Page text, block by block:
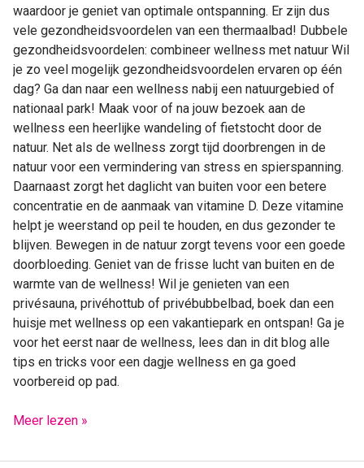
waardoor je geniet van optimale ontspanning. Er zijn dus
vele gezondheidsvoordelen van een thermaalbad! Dubbele
gezondheidsvoordelen: combineer wellness met natuur Wil
je zo veel mogelijk gezondheidsvoordelen ervaren op één
dag? Ga dan naar een wellness nabij een natuurgebied of
nationaal park! Maak voor of na jouw bezoek aan de
wellness een heerlijke wandeling of fietstocht door de
natuur. Net als de wellness zorgt tijd doorbrengen in de
natuur voor een vermindering van stress en spierspanning.
Daarnaast zorgt het daglicht van buiten voor een betere
concentratie en de aanmaak van vitamine D. Deze vitamine
helpt je weerstand op peil te houden, en dus gezonder te
blijven. Bewegen in de natuur zorgt tevens voor een goede
doorbloeding. Geniet van de frisse lucht van buiten en de
warmte van de wellness! Wil je genieten van een
privésauna, privéhottub of privébubbelbad, boek dan een
huisje met wellness op een vakantiepark en ontspan! Ga je
voor het eerst naar de wellness, lees dan in dit blog alle
tips en tricks voor een dagje wellness en ga goed
voorbereid op pad.
Meer lezen »